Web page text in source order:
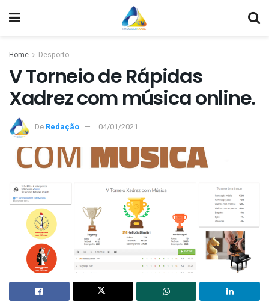
Home Desporto
V Torneio de Rápidas
Xadrez com música online.
De Redação 04/01/2021